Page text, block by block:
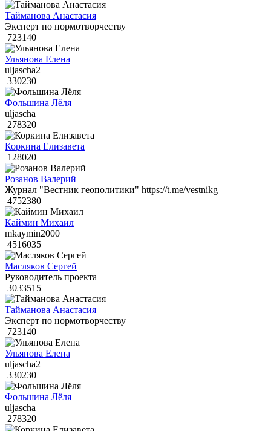
Тайманова Анастасия
Эксперт по нормотворчеству
723140
Ульянова Елена
uljascha2
330230
Фольшина Лёля
uljascha
278320
Коркина Елизавета
128020
Розанов Валерий
Журнал "Вестник геополитики" https://t.me/vestnikg
4752380
Каймин Михаил
mkaymin2000
4516035
Масляков Сергей
Руководитель проекта
3033515
Тайманова Анастасия
Эксперт по нормотворчеству
723140
Ульянова Елена
uljascha2
330230
Фольшина Лёля
uljascha
278320